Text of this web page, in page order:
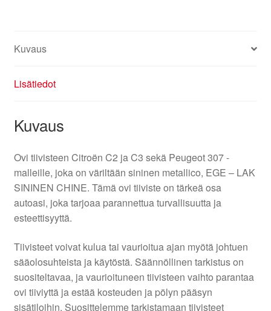
Kuvaus
Lisätiedot
Kuvaus
Ovi tiivisteen Citroën C2 ja C3 sekä Peugeot 307 -
malleille, joka on väriltään sininen metallico, EGE – LAK
SININEN CHINE. Tämä ovi tiiviste on tärkeä osa
autoasi, joka tarjoaa parannettua turvallisuutta ja
esteettisyyttä.
Tiivisteet voivat kulua tai vaurioitua ajan myötä johtuen
sääolosuhteista ja käytöstä. Säännöllinen tarkistus on
suositeltavaa, ja vaurioituneen tiivisteen vaihto parantaa
ovi tiiviyttä ja estää kosteuden ja pölyn pääsyn
sisätiloihin. Suosittelemme tarkistamaan tiivisteet